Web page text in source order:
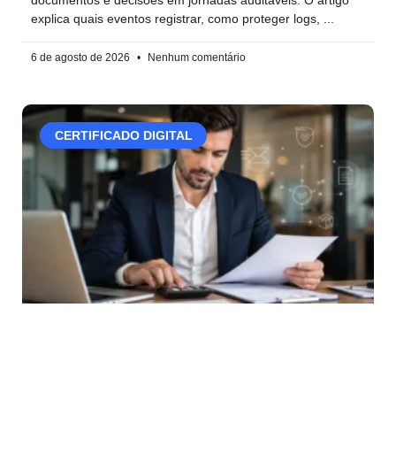
explica quais eventos registrar, como proteger logs,
6 de agosto de 2026 Nenhum comentário
CERTIFICADO DIGITAL